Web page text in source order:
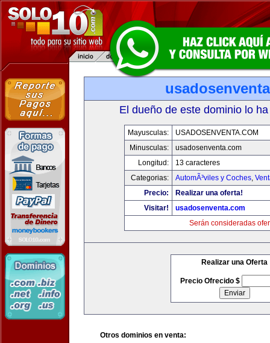
El dueño de este dominio lo
Mayusculas:
USADOSENVENTA.COM
Minusculas:
usadosenventa.com
Longitud:
13 caracteres
Categorias:
AutomÃ³viles y Coches,
Precio:
Realizar una oferta!
Visitar!
usadosenventa.com
Serán consideradas
Realizar una Oferta
Precio Ofrecido $
Otros dominios en venta: